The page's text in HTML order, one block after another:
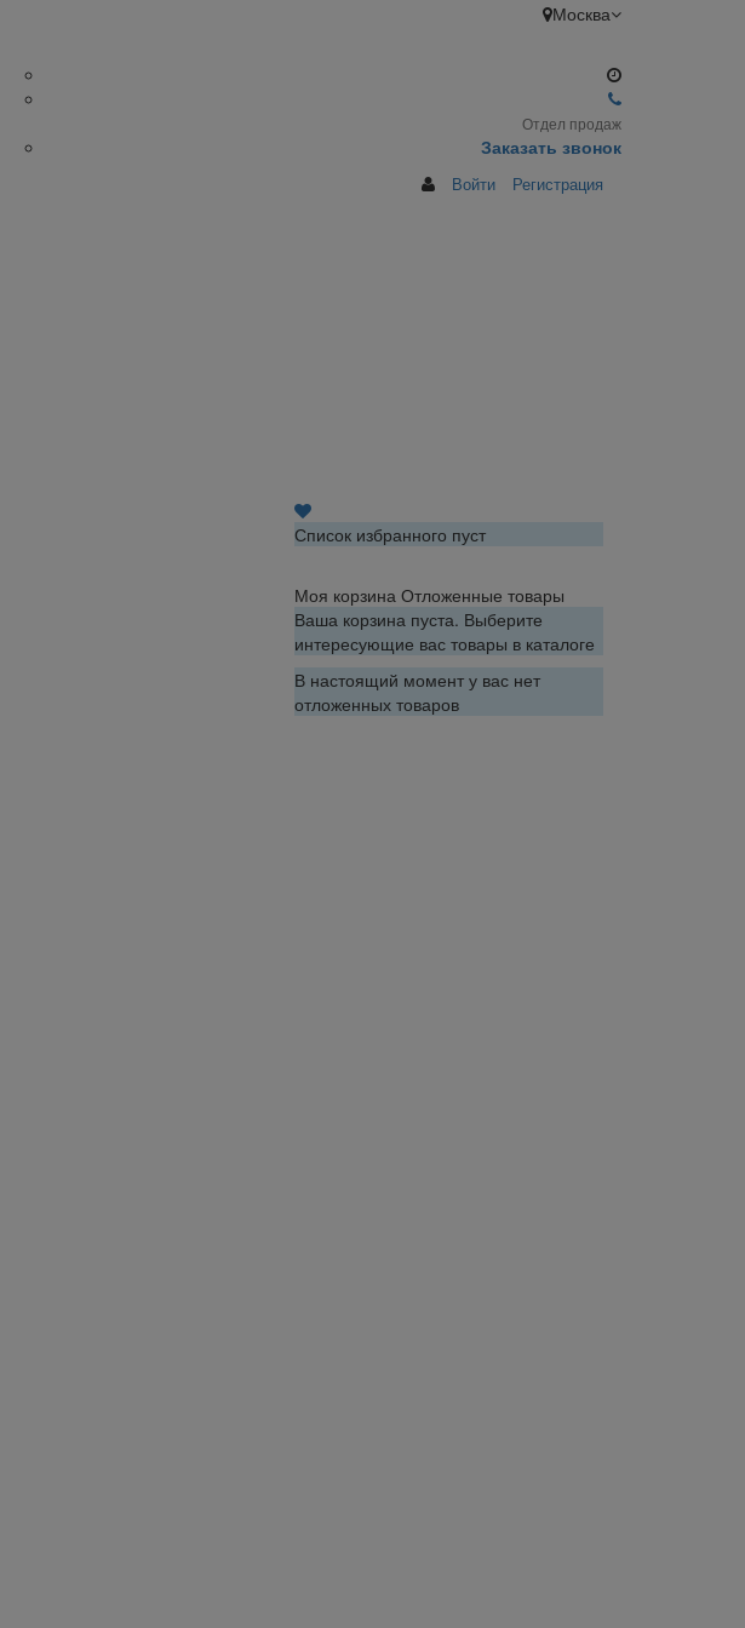
Москва
Отдел продаж
Заказать звонок
Войти Регистрация
Список избранного пуст
Моя корзина Отложенные товары
Ваша корзина пуста. Выберите
интересующие вас товары в каталоге
В настоящий момент у вас нет
отложенных товаров